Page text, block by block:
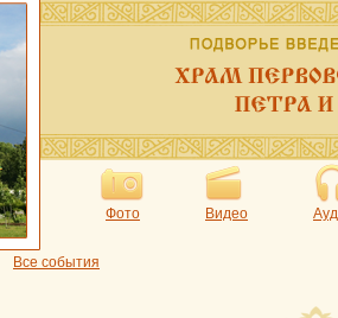
Фото Видео
Все события